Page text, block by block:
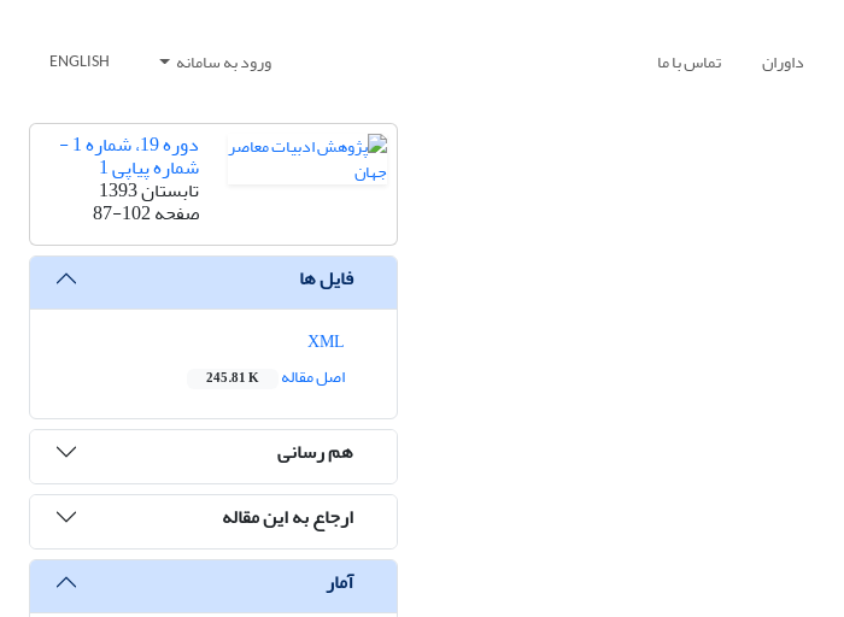
داوران تماس با ما ورود به سامانه ENGLISH
دوره 19، شماره 1 -
شماره پیاپی 1
تابستان 1393
صفحه87-102
فایل ها
اصل مقاله
245.81 K
هم رسانی
ارجاع به این مقاله
آمار